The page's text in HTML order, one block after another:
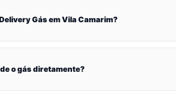
Gás em Vila Camarim?
o gás diretamente?